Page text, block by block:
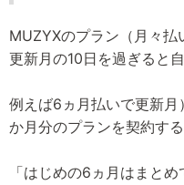
MUZYXのプラン（月々
更新月の10日を過ぎると
例えば6ヵ月払いで更新
か月分のプランを契約す
「はじめの6ヵ月はまと